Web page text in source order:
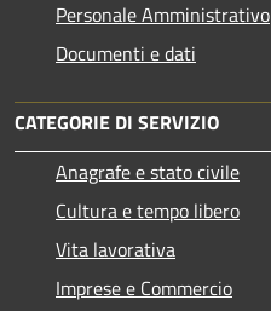
Personale Amministrativo
Documenti e dati
CATEGORIE DI SERVIZIO
Anagrafe e stato civile
Cultura e tempo libero
Vita lavorativa
Imprese e Commercio